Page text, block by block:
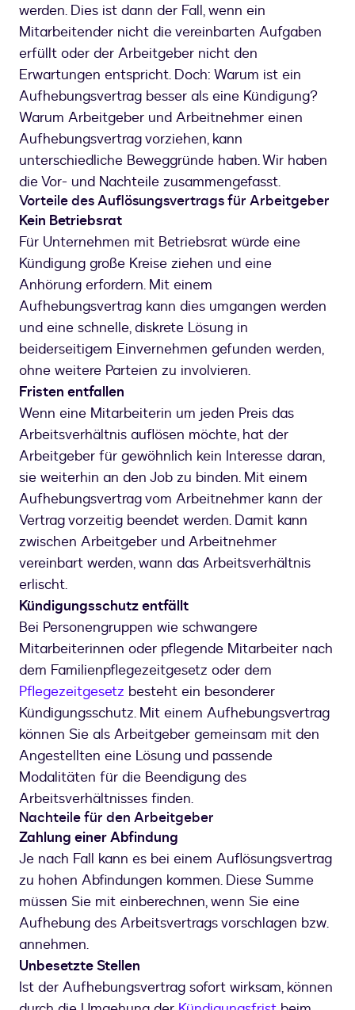
werden. Dies ist dann der Fall, wenn ein
Mitarbeitender nicht die vereinbarten Aufgaben
erfüllt oder der Arbeitgeber nicht den
Erwartungen entspricht. Doch: Warum ist ein
Aufhebungsvertrag besser als eine Kündigung?
Warum Arbeitgeber und Arbeitnehmer einen
Aufhebungsvertrag vorziehen, kann
unterschiedliche Beweggründe haben. Wir haben
die Vor- und Nachteile zusammengefasst.
Vorteile des Auflösungsvertrags für Arbeitgeber
Kein Betriebsrat
Für Unternehmen mit Betriebsrat würde eine
Kündigung große Kreise ziehen und eine
Anhörung erfordern. Mit einem
Aufhebungsvertrag kann dies umgangen werden
und eine schnelle, diskrete Lösung in
beiderseitigem Einvernehmen gefunden werden,
ohne weitere Parteien zu involvieren.
Fristen entfallen
Wenn eine Mitarbeiterin um jeden Preis das
Arbeitsverhältnis auflösen möchte, hat der
Arbeitgeber für gewöhnlich kein Interesse daran,
sie weiterhin an den Job zu binden. Mit einem
Aufhebungsvertrag vom Arbeitnehmer kann der
Vertrag vorzeitig beendet werden. Damit kann
zwischen Arbeitgeber und Arbeitnehmer
vereinbart werden, wann das Arbeitsverhältnis
erlischt.
Kündigungsschutz entfällt
Bei Personengruppen wie schwangere
Mitarbeiterinnen oder pflegende Mitarbeiter nach
dem Familienpflegezeitgesetz oder dem
Pflegezeitgesetz besteht ein besonderer
Kündigungsschutz. Mit einem Aufhebungsvertrag
können Sie als Arbeitgeber gemeinsam mit den
Angestellten eine Lösung und passende
Modalitäten für die Beendigung des
Arbeitsverhältnisses finden.
Nachteile für den Arbeitgeber
Zahlung einer Abfindung
Je nach Fall kann es bei einem Auflösungsvertrag
zu hohen Abfindungen kommen. Diese Summe
müssen Sie mit einberechnen, wenn Sie eine
Aufhebung des Arbeitsvertrags vorschlagen bzw.
annehmen.
Unbesetzte Stellen
Ist der Aufhebungsvertrag sofort wirksam, können